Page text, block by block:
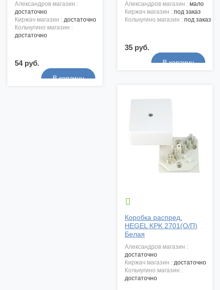
александров магазин :
достаточно
киржач магазин : достаточно
кольчугино магазин :
достаточно
54 руб.
александров магазин : мало
киржач магазин : под заказ
кольчугино магазин : под заказ
35 руб.

Коробка распред.
HEGEL KPK 2701(О/П)
Белая
александров магазин :
достаточно
киржач магазин : достаточно
кольчугино магазин :
достаточно